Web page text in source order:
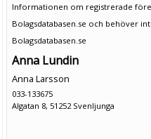
Informationen om registrerade
Bolagsdatabasen.se och behöver
Bolagsdatabasen.se
Anna Lundin
Anna Larsson
033-133675
Algatan 8, 51252 Svenljunga